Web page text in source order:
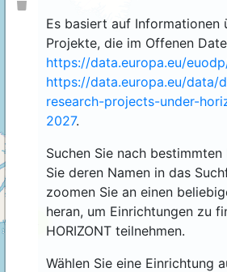
Es basiert auf Informationen
Projekte, die im Offenen
https://data.europa.eu/
https://data.europa.eu/data/
research-projects-under-
2027.
Suchen Sie nach
Sie deren Namen in das
zoomen Sie an einen
heran, um Einrichtungen zu
HORIZONT teilnehmen.
Wählen Sie eine Einrichtung